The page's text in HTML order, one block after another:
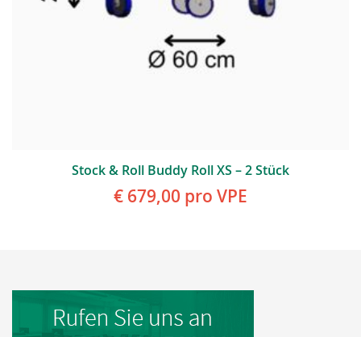
Stock & Roll Buddy Roll XS – 2 Stück
€ 679,00 pro VPE